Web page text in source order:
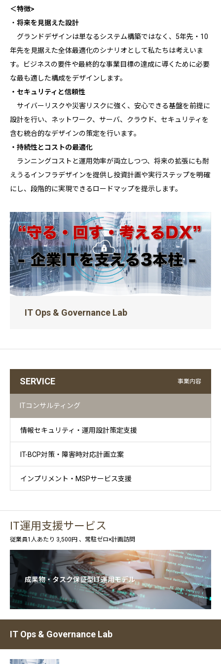
＜特徴>
・ 将来を見据えた設計
グランドデザインは単なるシステム構築ではなく、5年先・10
年先を見据えた全体最適化のシナリオとして私たちは考えいま
す。ビジネスの要件や最終的な事業目標の達成に導くために必要
な最も適した構成をデザインします。
・セキュリティと信頼性
サイバーリスクや災害リスクに強く、安心できる基盤を前提に
設計を行い、ネットワーク、サーバ、クラウド、セキュリティを
含む統合的なデザインの策定を行います。
・持続性とコストの最適化
ランニングコストと運用効率が両立しつつ、将来の拡張にも耐
えうるインフラデザインを提供し投資計画や実行ステップを明確
にし、段階的に実現できるロードマップを提示します。
IT Ops & Governance Lab
SERVICE 事業内容
ITコンサルティング
情報セキュリティ・運用設計策定支援
IT-BCP対策・障害時対応計画立案
インプリメント・MSPサービス支援
IT運用支援サービス
従業員1人あたり 3,500円 、常駐ゼロ×計画訪問
成果物・タスク保証型IT運用モデル
IT Ops & Governance Lab